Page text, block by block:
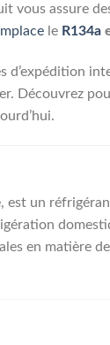
vous assure
le R134a
Découvrez
est un
en matière